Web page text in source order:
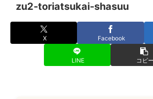
zu2-toriatsukai-shasuu
X Facebook
LINE コピー